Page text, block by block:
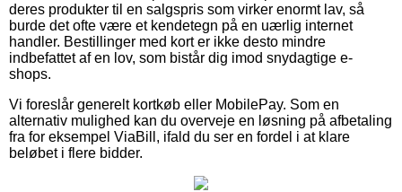
deres produkter til en salgspris som virker enormt lav, så
burde det ofte være et kendetegn på en uærlig internet
handler. Bestillinger med kort er ikke desto mindre
indbefattet af en lov, som bistår dig imod snydagtige e-
shops.
Vi foreslår generelt kortkøb eller MobilePay. Som en
alternativ mulighed kan du overveje en løsning på afbetaling
fra for eksempel ViaBill, ifald du ser en fordel i at klare
beløbet i flere bidder.